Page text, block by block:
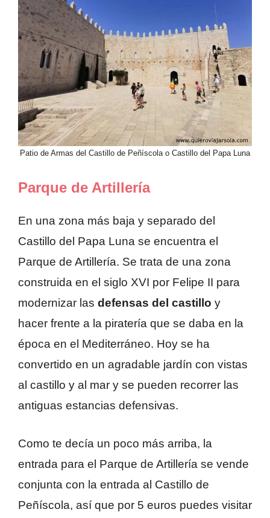
Patio de Armas del Castillo de Peñíscola o Castillo del Papa Luna
Parque de Artillería
En una zona más baja y separado del
Castillo del Papa Luna se encuentra el
Parque de Artillería. Se trata de una zona
construida en el siglo XVI por Felipe II para
modernizar las defensas del castillo y
hacer frente a la piratería que se daba en la
época en el Mediterráneo. Hoy se ha
convertido en un agradable jardín con vistas
al castillo y al mar y se pueden recorrer las
antiguas estancias defensivas.
Como te decía un poco más arriba, la
entrada para el Parque de Artillería se vende
conjunta con la entrada al Castillo de
Peñíscola, así que por 5 euros puedes visitar